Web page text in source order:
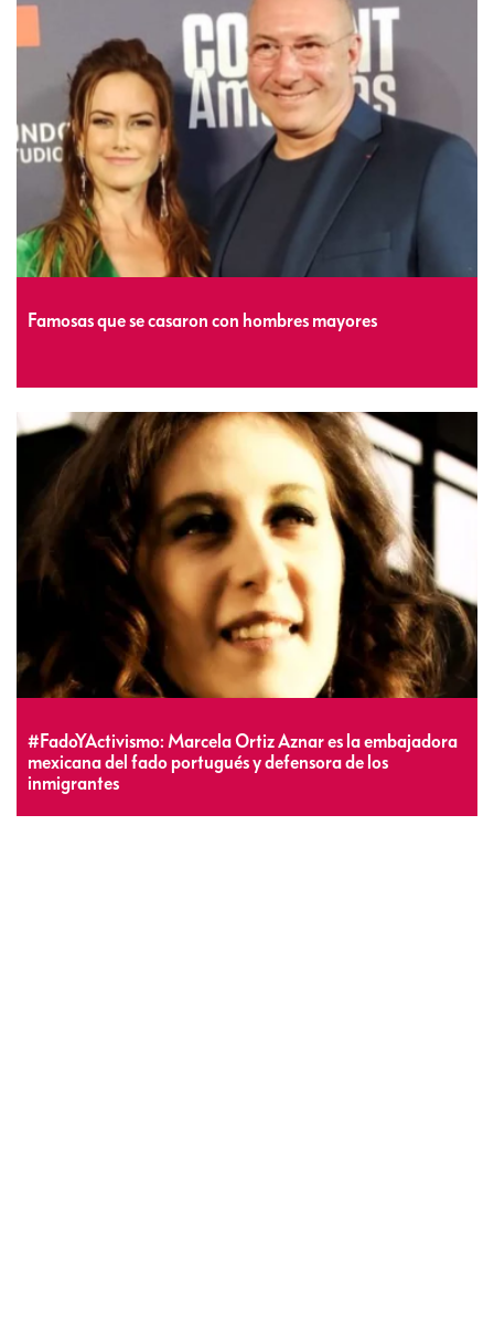
Famosas que se casaron con hombres mayores
#FadoYActivismo: Marcela Ortiz Aznar es la embajadora
mexicana del fado portugués y defensora de los
inmigrantes